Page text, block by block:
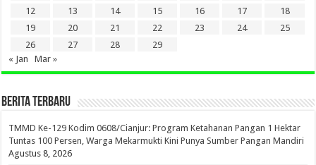
12
13 14 15 16 17
18
19
20 21 22 23 24
25
26
27 28
29
« Jan
Mar »
BERITA TERBARU
TMMD Ke-129 Kodim 0608/Cianjur: Program Ketahanan Pangan 1 Hektar
Tuntas 100 Persen, Warga Mekarmukti Kini Punya Sumber Pangan Mandiri
Agustus 8, 2026